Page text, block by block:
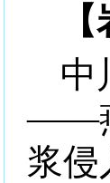
中
——
浆侵